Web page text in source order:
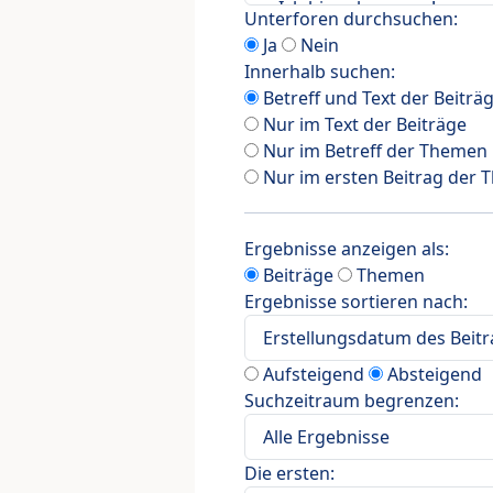
Unterforen durchsuchen:
Ja
Nein
Innerhalb suchen:
Betreff und Text der
Nur im Text der Beiträge
Nur im Betreff der Themen
Nur im ersten Beitrag der
Ergebnisse anzeigen als:
Beiträge
Themen
Ergebnisse sortieren nach:
Aufsteigend
Absteigend
Suchzeitraum begrenzen:
Die ersten: